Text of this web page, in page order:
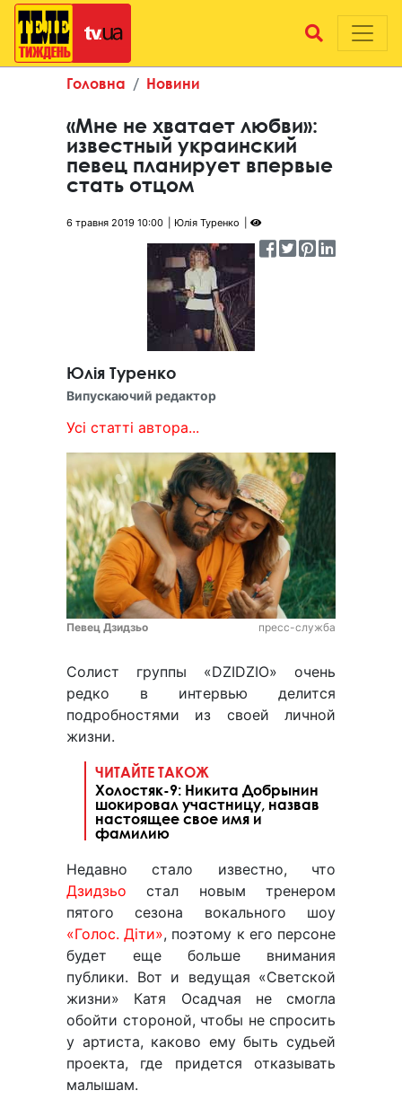
Головна Новини
«Мне не хватает любви»:
известный украинский
певец планирует впервые
стать отцом
6 травня 2019 10:00 Юлія Туренко
Юлія Туренко
Випускаючий редактор
Усі статті автора...
Певец Дзидзьо пресс-служба
Солист группы «DZIDZIO» очень
редко в интервью делится
подробностями из своей личной
жизни.
ЧИТАЙТЕ ТАКОЖ
Холостяк-9: Никита Добрынин
шокировал участницу, назвав
настоящее свое имя и
фамилию
Недавно стало известно, что
Дзидзьо стал новым тренером
пятого сезона вокального шоу
«Голос. Діти», поэтому к его персоне
будет еще больше внимания
публики. Вот и ведущая «Светской
жизни» Катя Осадчая не смогла
обойти стороной, чтобы не спросить
у артиста, каково ему быть судьей
проекта, где придется отказывать
малышам.